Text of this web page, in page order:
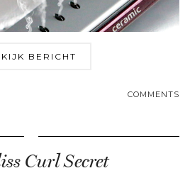
BERICHT
COMMENTS
Curl Secret